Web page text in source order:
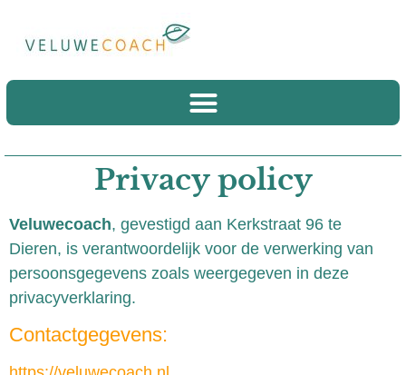
Privacy policy
Veluwecoach, gevestigd aan Kerkstraat 96 te
Dieren, is verantwoordelijk voor de verwerking van
persoonsgegevens zoals weergegeven in deze
privacyverklaring.
Contactgegevens: